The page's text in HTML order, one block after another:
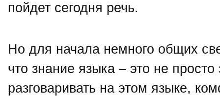
пойдет сегодня речь.
Но для начала немного общих
что знание языка – это не
разговаривать на этом языке,